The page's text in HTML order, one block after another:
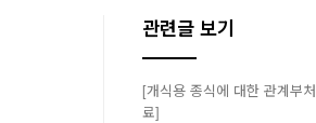
관련글 보기
[개식용 종식에 대한 관계부
료]